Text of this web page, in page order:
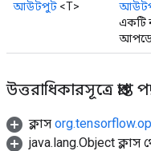
আউটপুট <T>
একটি
উত্তরাধিকারসূত্রে প্রাপ্ত
ক্লাস
java.lang.Object ক্লাস